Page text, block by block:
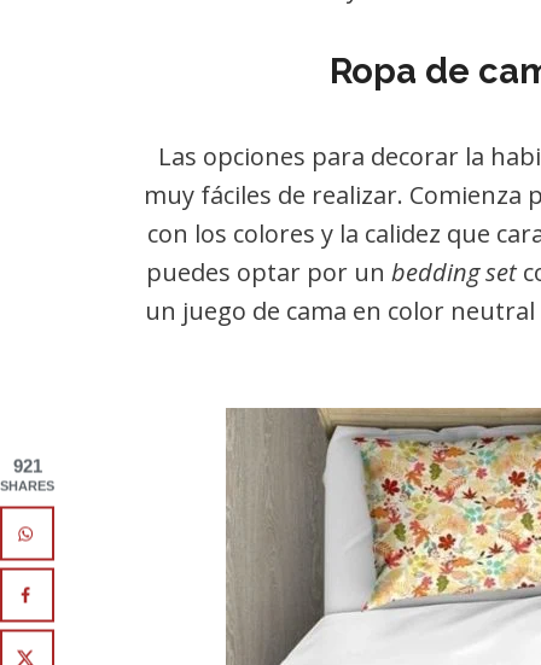
Ropa de
Las opciones para decorar la
muy fáciles de realizar. Comienza
con los colores y la calidez que
puedes optar por un bedding set
un juego de cama en color
921
SHARES